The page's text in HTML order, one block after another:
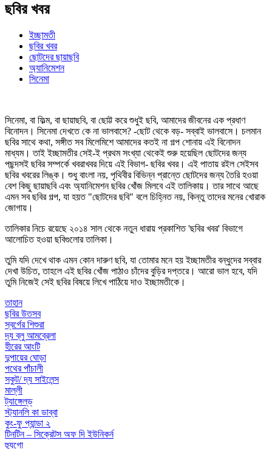
ছবির খবর
ইচ্ছামতী
ছবির খবর
ছোটদের ছায়াছবি
অ্যানিমেশন
সিনেমা
সিনেমা, বা ফিল্ম, বা ছায়াছবি, বা ছোট্ট করে শুধুই ছবি, আমাদের জীবনের এক প্রধাণ
বিনোদন। সিনেমা দেখতে কে না ভালবাসে? -ছোট থেকে বড়- সব্বাই ভালবাসে। চলমান
ছবির সাথে কথা, সঙ্গীত সব মিলেমিশে আমাদের কতই না গল্প শোনায় এই বিনোদন
মাধ্যম। তাই ইচ্ছামতীর সেই-ই প্রথম সংখ্যা থেকেই শুরু হয়েছিল ছোটদের জন্য
পছন্দসই ছবির সম্পর্কে খবরাখবর দিয়ে এই বিভাগ- ছবির খবর। এই পাতায় রইল সেইসব
ছবির খবরের লিঙ্ক। শুধু বাংলা নয়, পৃথিবীর বিভিন্ন প্রান্তে ছোটদের জন্য তৈরি হওয়া
বেশ কিছু ছায়াছবি এবং অ্যানিমেশন ছবির খোঁজ মিলবে এই তালিকায়। তার সাথে আছে
এমন সব ছবির গল্প, যা হয়ত "ছোটদের ছবি" বলে চিহ্নিত নয়, কিন্তু তাদের মনের খোরাক
জোগায়।
তালিকার নিচে রয়েছে ২০১৪ সাল থেকে নতুন ধারায় প্রকাশিত 'ছবির খবর' বিভাগে
আলোচিত হওয়া ছবিগুলোর তালিকা।
তুমি যদি দেখে থাক এমন কোন দারুণ ছবি, যা তোমার মনে হয় ইচ্ছামতীর বন্ধুদের সব্বার
দেখা উচিত, তাহলে এই ছবির খোঁজ পাঠাও চাঁদের বুড়ির দপ্তরে। আরো ভাল হবে, যদি
তুমি নিজেই সেই ছবির বিষয়ে লিখে পাঠিয়ে দাও ইচ্ছামতীকে।
তাহান
ছবির উতসব
স্বর্গের শিশুরা
দ্য ব্লু আমব্রেলা
হীরের আংটি
দুপায়ের ঘোড়া
পথের পাঁচালী
সকুট/ দ্য সাইলেন্স
মাল্লী
ট্যাঙ্গেল্‌ড্‌
স্ট্যানলি কা ডাব্বা
কুং-ফু প্যান্ডা ২
টিনটিন – সিক্রেটস অফ দি ইউনিকর্ন
হ্যুগো